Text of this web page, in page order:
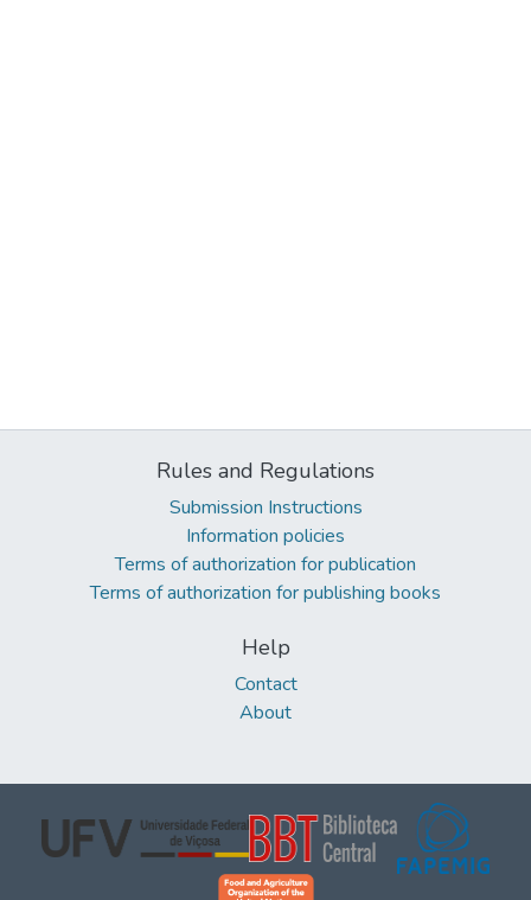
Rules and Regulations
Submission Instructions
Information policies
Terms of authorization for publication
Terms of authorization for publishing books
Help
Contact
About